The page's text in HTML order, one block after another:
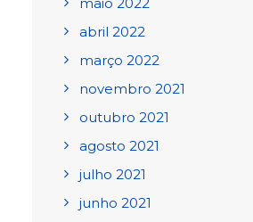
abril 2022
março 2022
novembro 2021
outubro 2021
agosto 2021
julho 2021
junho 2021